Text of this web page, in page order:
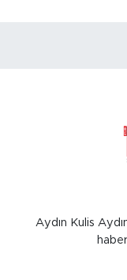
Aydın Kulis